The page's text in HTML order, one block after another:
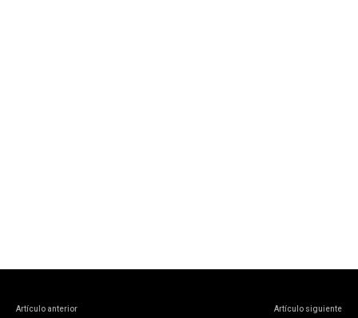
Artículo anterior Artículo siguiente